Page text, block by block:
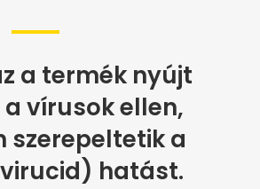
a termék nyújt
vírusok ellen,
szerepeltetik a
hatást.